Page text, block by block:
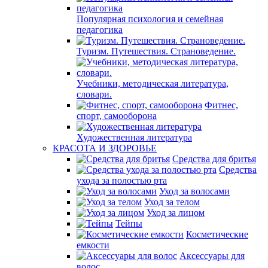
Популярная психология и семейная
педагогика
Туризм. Путешествия. Страноведение.
Учебники, методическая литература,
словари.
Фитнес,
спорт, самооборона
Художественная литература
КРАСОТА И ЗДОРОВЬЕ
Средства для бритья
Средства
ухода за полостью рта
Уход за волосами
Уход за телом
Уход за лицом
Тейпы
Косметические
емкости
Аксессуары для